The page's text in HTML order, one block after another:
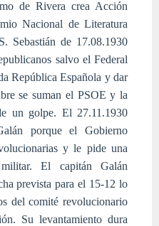
de Rivera crea Acción
Nacional de Literatura
Sebastián de 17.08.1930
salvo el Federal
República Española y dar
se suman el PSOE y la
un golpe. El 27.11.1930
porque el Gobierno
y le pide una
El capitán Galán
prevista para el 15-12 lo
del comité revolucionario
Su levantamiento dura